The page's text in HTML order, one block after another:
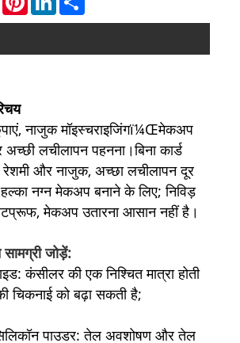
नाजुक मॉइस्चराइजिंगï¼Œमेकअप
लचीलापन पहनना।बिना कार्ड
और नाजुक, अच्छा लचीलापन दूर
नग्न मेकअप बनाने के लिए; निविड़
मेकअप उतारना आसान नहीं है।
जोड़ें:
कंसीलर की एक निश्चित मात्रा होती
चिकनाई को बढ़ा सकती है;
पाउडर: तेल अवशोषण और तेल